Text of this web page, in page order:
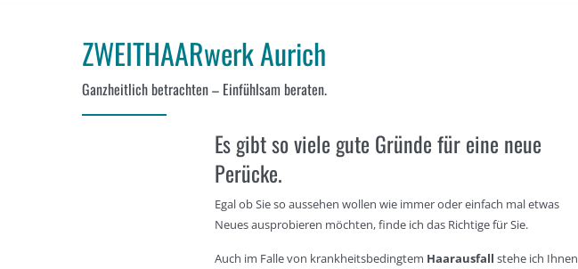
ZWEITHAARwerkAurich
Ganzheitlich betrachten – Einfühlsam beraten.
Es gibt so viele gute Gründe für eine neue
Perücke.
Egal ob Sie so aussehen wollen wie immer oder einfach mal etwas
Neues ausprobieren möchten, finde ich das Richtige für Sie.
Auch im Falle von krankheitsbedingtem Haarausfall stehe ich Ihnen